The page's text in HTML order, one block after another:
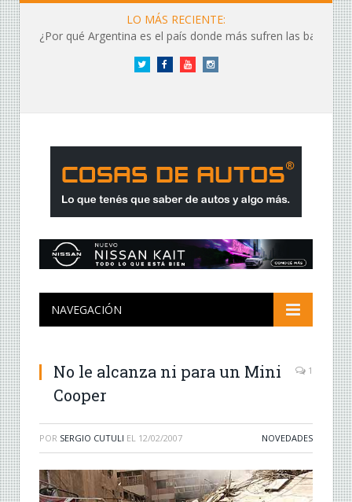
LO MÁS RECIENTE:
¿Por qué Argentina es el país donde más sufren las baterías?
Twitter FacebookYouTubeInstagram
NAVEGACIÓN
No le alcanza ni para un Mini
Cooper
1
POR SERGIO CUTULI EL 12/02/2007 NOVEDADES